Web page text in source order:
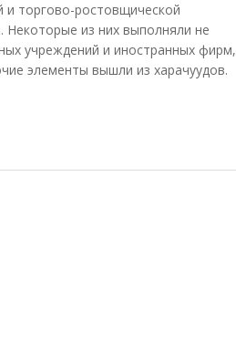
торгово-ростовщической
Некоторые из них выполняли не
учреждений и иностранных фирм,
элементы вышли из харачуудов.